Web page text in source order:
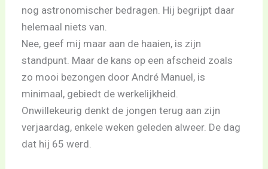
nog astronomischer bedragen. Hij begrijpt daar
helemaal niets van.
Nee, geef mij maar aan de haaien, is zijn
standpunt. Maar de kans op een afscheid zoals
zo mooi bezongen door André Manuel, is
minimaal, gebiedt de werkelijkheid.
Onwillekeurig denkt de jongen terug aan zijn
verjaardag, enkele weken geleden alweer. De dag
dat hij 65 werd.